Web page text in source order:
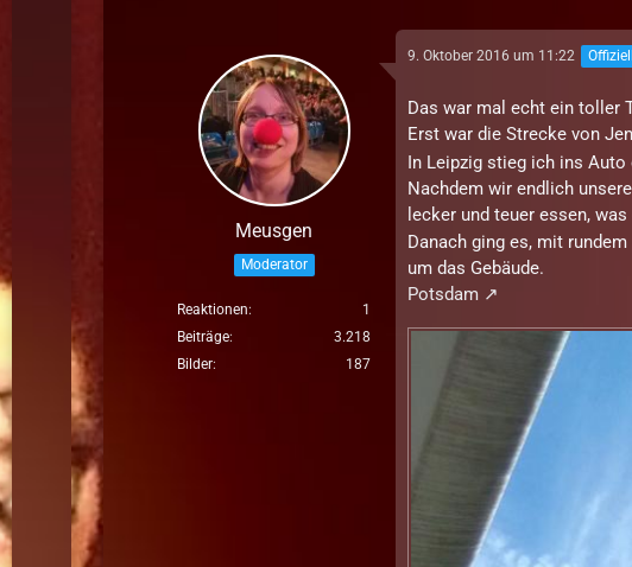
Meusgen
Moderator
Reaktionen
1
Beiträge
3.218
Bilder
187
9. Oktober 2016 um 11:22
Das war mal echt ein toller
Erst war die Strecke von
In Leipzig stieg ich ins Auto
Nachdem wir endlich
lecker und teuer essen,
Danach ging es, mit
um das Gebäude.
Potsdam